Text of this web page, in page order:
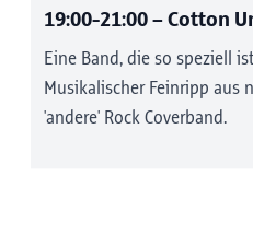
19:00-21:00– Cotton
Eine Band, die so speziell
Musikalischer Feinripp aus
'andere' Rock Coverband.